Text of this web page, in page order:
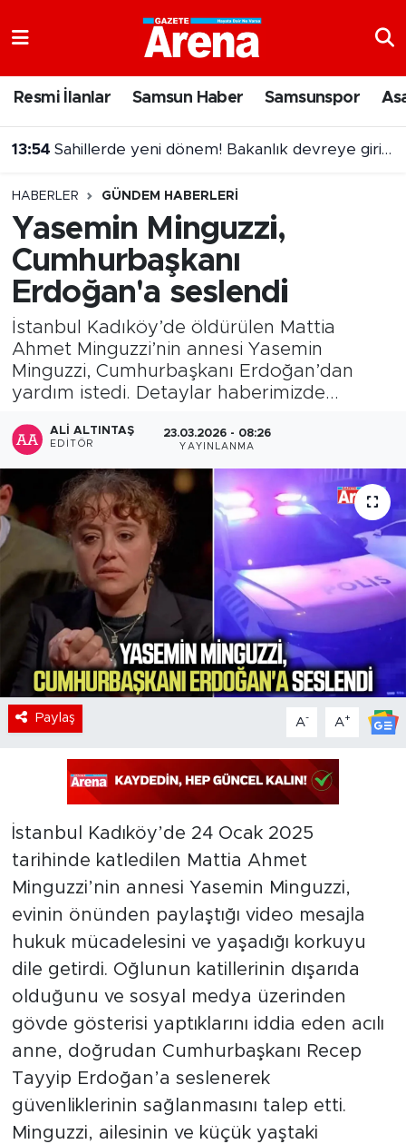
Resmi İlanlar Samsun Haber Samsunspor
HABERLER GÜNDEM HABERLERI
Yasemin Minguzzi,
Cumhurbaşkanı
Erdoğan'a seslendi
İstanbul Kadıköy’de öldürülen Mattia
Ahmet Minguzzi’nin annesi Yasemin
Minguzzi, Cumhurbaşkanı Erdoğan’dan
yardım istedi. Detaylar haberimizde...
ALI ALTINTAŞ
EDITÖR
23.03.2026 - 08:26
YAYINLANMA
Paylaş A- A+
İstanbul Kadıköy’de 24 Ocak 2025
tarihinde katledilen Mattia Ahmet
Minguzzi’nin annesi Yasemin Minguzzi,
evinin önünden paylaştığı video mesajla
hukuk mücadelesini ve yaşadığı korkuyu
dile getirdi. Oğlunun katillerinin dışarıda
olduğunu ve sosyal medya üzerinden
gövde gösterisi yaptıklarını iddia eden acılı
anne, doğrudan Cumhurbaşkanı Recep
Tayyip Erdoğan’a seslenerek
güvenliklerinin sağlanmasını talep etti.
Minguzzi, ailesinin ve küçük yaştaki
Samsun Namaz Vakitleri
Süper Lig Puan Durumu ve Fikstür
Tüm Manşetler
Son Dakika Haberleri
Haber Arşivi